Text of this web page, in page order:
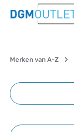
Ga naar de
Merken van A-Z